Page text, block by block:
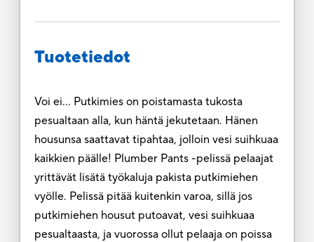
Tuotetiedot
Voi ei... Putkimies on poistamasta tukosta
pesualtaan alla, kun häntä jekutetaan. Hänen
housunsa saattavat tipahtaa, jolloin vesi suihkuaa
kaikkien päälle! Plumber Pants -pelissä pelaajat
yrittävät lisätä työkaluja pakista putkimiehen
vyölle. Pelissä pitää kuitenkin varoa, sillä jos
putkimiehen housut putoavat, vesi suihkuaa
pesualtaasta, ja vuorossa ollut pelaaja on poissa